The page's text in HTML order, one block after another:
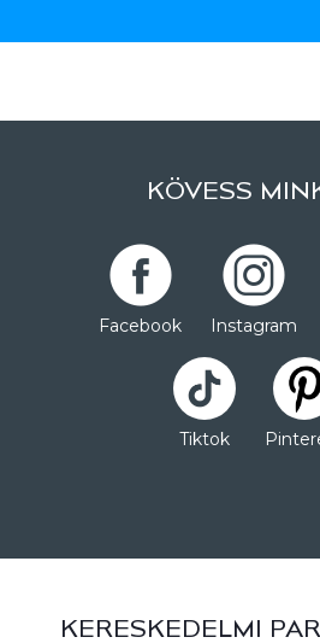
KÖVESS
Facebook Instagram
Tiktok
KERESKEDELMI